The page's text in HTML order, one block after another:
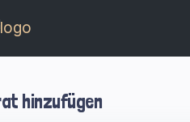
hinzufügen